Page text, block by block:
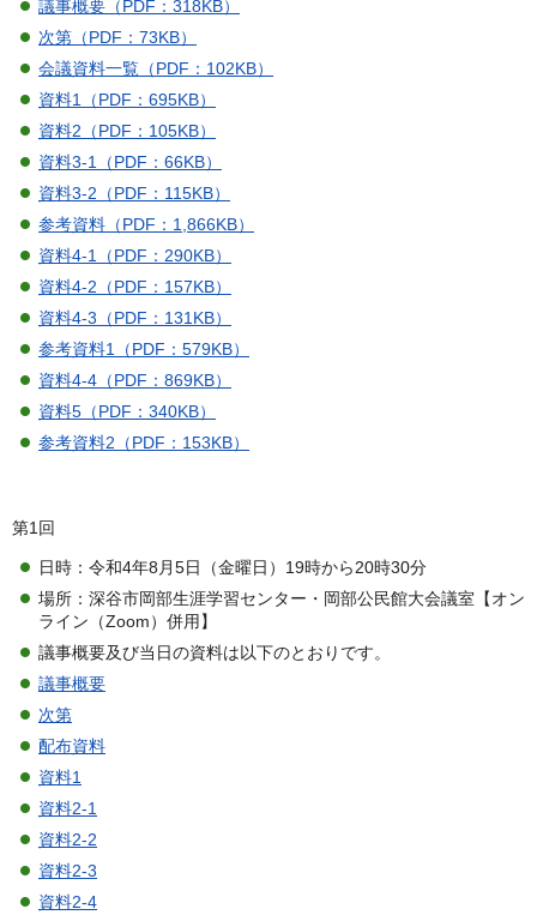
議事概要（PDF：318KB）
次第（PDF：73KB）
会議資料一覧（PDF：102KB）
資料1（PDF：695KB）
資料2（PDF：105KB）
資料3-1（PDF：66KB）
資料3-2（PDF：115KB）
参考資料（PDF：1,866KB）
資料4-1（PDF：290KB）
資料4-2（PDF：157KB）
資料4-3（PDF：131KB）
参考資料1（PDF：579KB）
資料4-4（PDF：869KB）
資料5（PDF：340KB）
参考資料2（PDF：153KB）
第1回
日時：令和4年8月5日（金曜日）19時から20時30分
場所：深谷市岡部生涯学習センター・岡部公民館大会議室【オン
ライン（Zoom）併用】
議事概要及び当日の資料は以下のとおりです。
議事概要
次第
配布資料
資料1
資料2-1
資料2-2
資料2-3
資料2-4